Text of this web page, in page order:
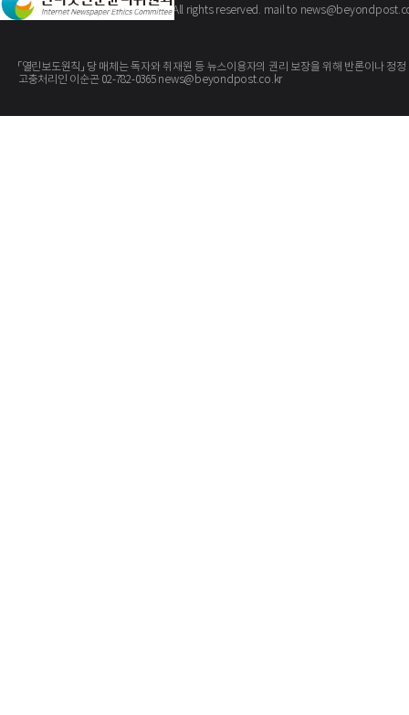
Copyright ©The BeyondPost. All rights reserved. mail to
「열린보도원칙」 당 매체는 독자와 취재원 등 뉴스이용자의 권리 보장을 위해 반론이나
고충처리인 이순곤 02-782-0365 news@beyondpost.co.kr